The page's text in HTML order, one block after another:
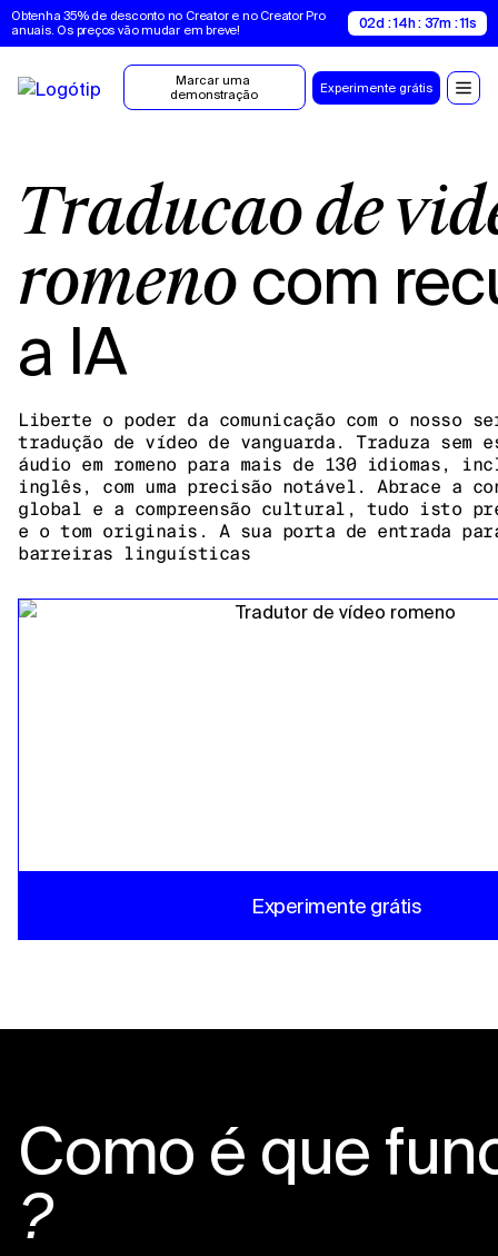
Obtenha 35% de desconto no Creator e no Creator Pro
anuais. Os preços vão mudar em breve!
02d : 14h : 37m : 10s
Marcar uma
demonstração
Experimente grátis
Tradução de vídeo em
romeno com
a IA
Liberte o poder da comunicação com o nosso
tradução de vídeo de vanguarda. Traduza sem
áudio em romeno para mais de 130 idiomas,
inglês, com uma precisão notável. Abrace a
global e a compreensão cultural, tudo isto
e o tom originais. A sua porta de entrada para
barreiras linguísticas
Experimente grátis
Como é que
?